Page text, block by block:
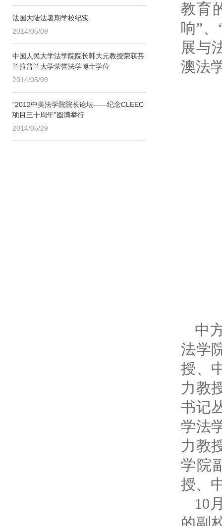
法国大陆法暑期学校纪实
2014/05/09
中国人民大学法学院院长韩大元教授荣获芬
兰拉普兰大学荣誉法学博士学位
2014/05/09
“2012中美法学院院长论坛——纪念CLEEC
项目三十周年”圆满举行
2014/05/29
教育
响”
展与
澳法
中
法学
授、
力教
书记
学法
力教
学院
授、
10